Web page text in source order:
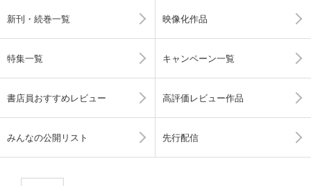
新刊・続巻一覧 映像化作品
特集一覧 キャンペーン一覧
書店員おすすめレビュー 高評価レビュー作品
みんなの公開リスト 先行配信